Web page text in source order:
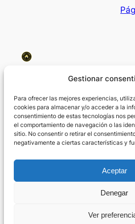
Gestionar
Para ofrecer las mejores experiencias,
cookies para almacenar y/o acceder a la
consentimiento de estas tecnologías nos
el comportamiento de navegación o las
sitio. No consentir o retirar el
negativamente a ciertas características y
Aceptar
Denegar
Ver
Bodegas La Aurora
Expertos en elaboración de Aceite
Extra, Vinos y Vinagres.
Acerca de Privacidad
Terms and
Contact Us
WordPress